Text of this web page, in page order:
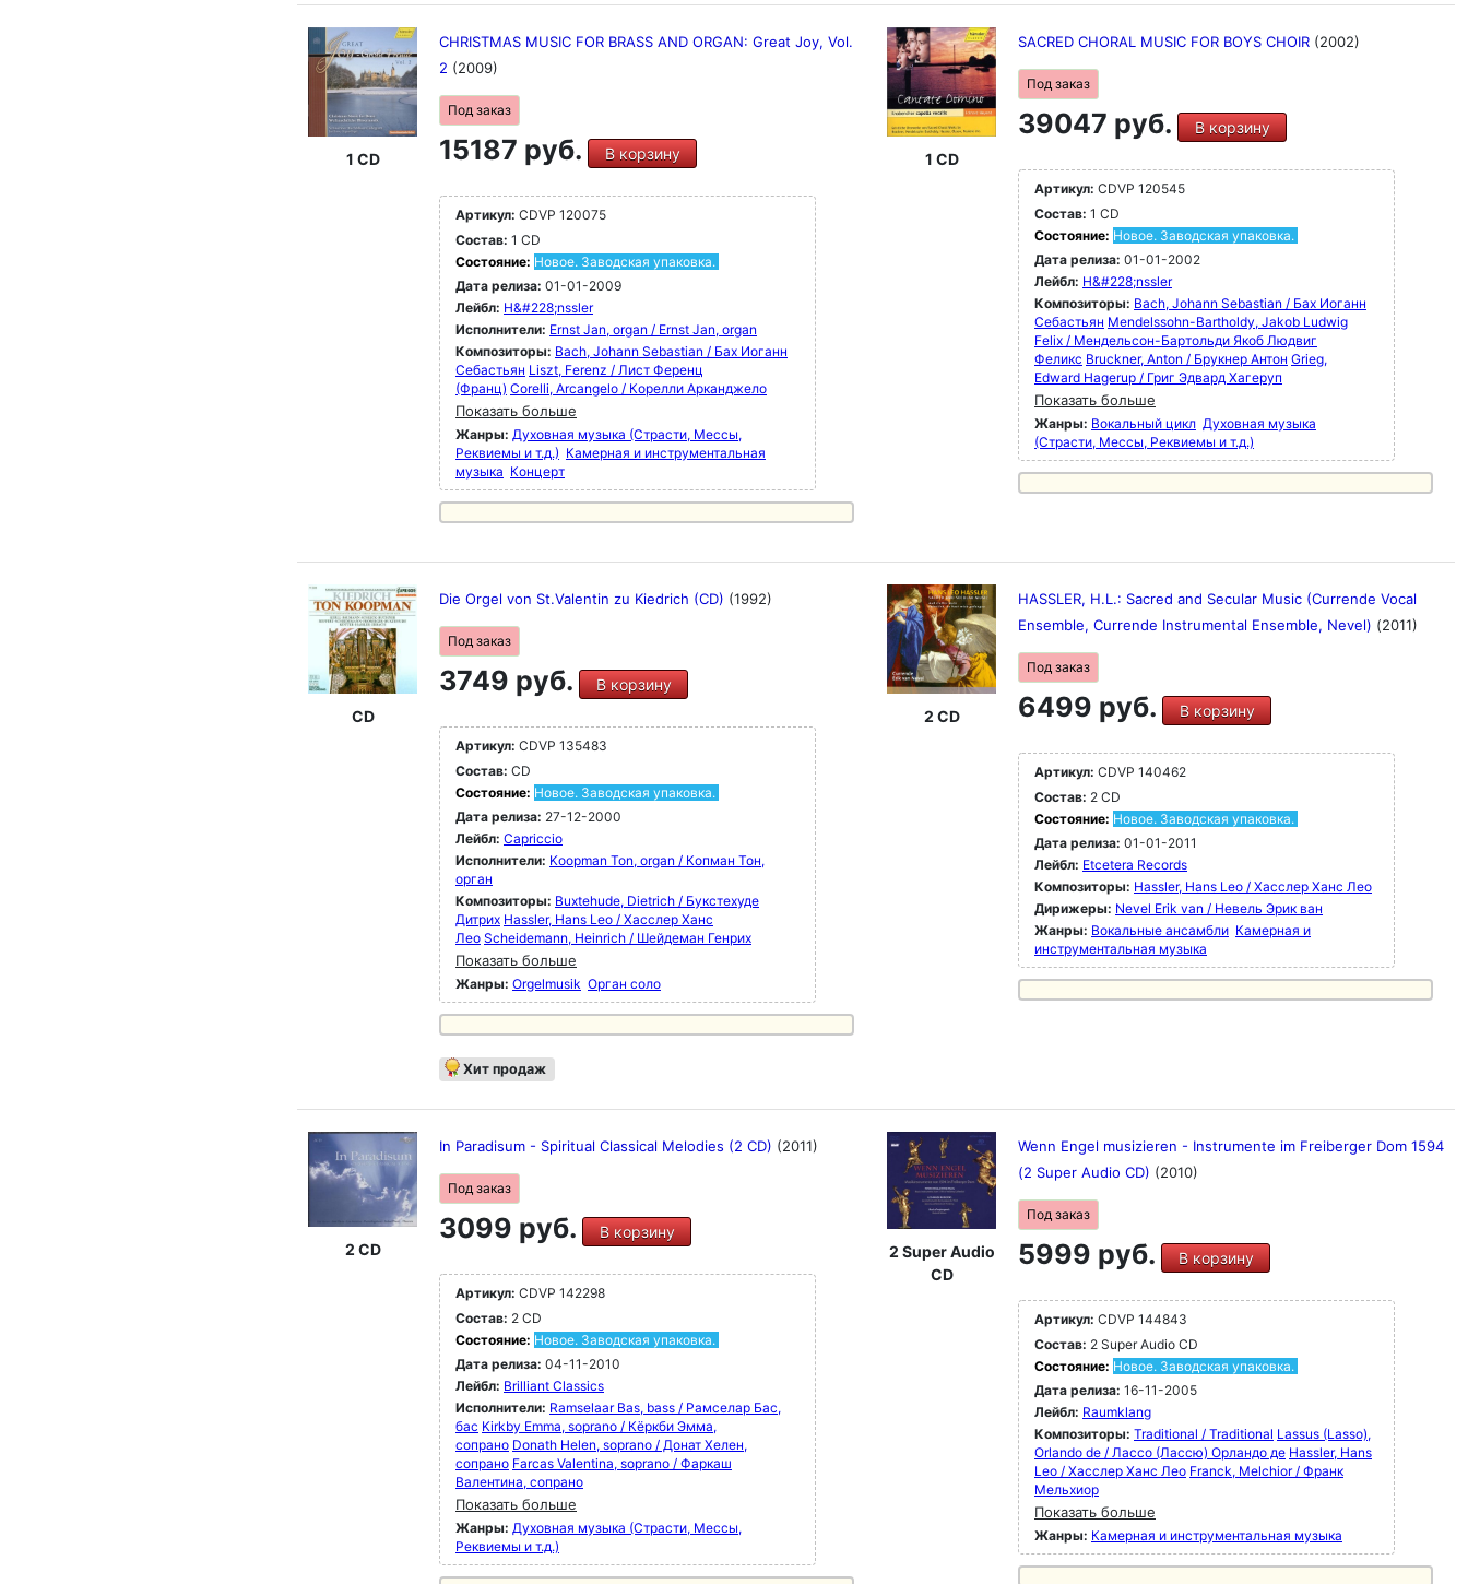
1 CD
CHRISTMAS MUSIC FOR BRASS AND ORGAN: Great Joy, Vol.
2 (2009)
Под заказ
15187 руб. В корзину
Артикул: CDVP 120075
Состав: 1 CD
Состояние: Новое. Заводская упаковка.
Дата релиза: 01-01-2009
Лейбл: H&#228;nssler
Исполнители: Ernst Jan, organ / Ernst Jan, organ
Композиторы: Bach, Johann Sebastian / Бах Иоганн
Себастьян Liszt, Ferenz / Лист Ференц
(Франц) Corelli, Arcangelo / Корелли Арканджело
Показать больше
Жанры: Духовная музыка (Страсти, Мессы,
Реквиемы и т.д.) Камерная и инструментальная
музыка Концерт
1 CD
SACRED CHORAL MUSIC FOR BOYS CHOIR (2002)
Под заказ
39047 руб. В корзину
Артикул: CDVP 120545
Состав: 1 CD
Состояние: Новое. Заводская упаковка.
Дата релиза: 01-01-2002
Лейбл: H&#228;nssler
Композиторы: Bach, Johann Sebastian / Бах Иоганн
Себастьян Mendelssohn-Bartholdy, Jakob Ludwig
Felix / Мендельсон-Бартольди Якоб Людвиг
Феликс Bruckner, Anton / Брукнер Антон Grieg,
Edward Hagerup / Григ Эдвард Хагеруп
Показать больше
Жанры: Вокальный цикл Духовная музыка
(Страсти, Мессы, Реквиемы и т.д.)
CD
Die Orgel von St.Valentin zu Kiedrich (CD) (1992)
Под заказ
3749 руб. В корзину
Артикул: CDVP 135483
Состав: CD
Состояние: Новое. Заводская упаковка.
Дата релиза: 27-12-2000
Лейбл: Capriccio
Исполнители: Koopman Ton, organ / Копман Тон,
орган
Композиторы: Buxtehude, Dietrich / Букстехуде
Дитрих Hassler, Hans Leo / Хасслер Ханс
Лео Scheidemann, Heinrich / Шейдеман Генрих
Показать больше
Жанры: Orgelmusik Орган соло
Хит продаж
2 CD
HASSLER, H.L.: Sacred and Secular Music (Currende Vocal
Ensemble, Currende Instrumental Ensemble, Nevel) (2011)
Под заказ
6499 руб. В корзину
Артикул: CDVP 140462
Состав: 2 CD
Состояние: Новое. Заводская упаковка.
Дата релиза: 01-01-2011
Лейбл: Etcetera Records
Композиторы: Hassler, Hans Leo / Хасслер Ханс Лео
Дирижеры: Nevel Erik van / Невель Эрик ван
Жанры: Вокальные ансамбли Камерная и
инструментальная музыка
2 CD
In Paradisum - Spiritual Classical Melodies (2 CD) (2011)
Под заказ
3099 руб. В корзину
Артикул: CDVP 142298
Состав: 2 CD
Состояние: Новое. Заводская упаковка.
Дата релиза: 04-11-2010
Лейбл: Brilliant Classics
Исполнители: Ramselaar Bas, bass / Рамселар Бас,
бас Kirkby Emma, soprano / Кёркби Эмма,
сопрано Donath Helen, soprano / Донат Хелен,
сопрано Farcas Valentina, soprano / Фаркаш
Валентина, сопрано
Показать больше
Жанры: Духовная музыка (Страсти, Мессы,
Реквиемы и т.д.)
2 Super Audio
CD
Wenn Engel musizieren - Instrumente im Freiberger Dom 1594
(2 Super Audio CD) (2010)
Под заказ
5999 руб. В корзину
Артикул: CDVP 144843
Состав: 2 Super Audio CD
Состояние: Новое. Заводская упаковка.
Дата релиза: 16-11-2005
Лейбл: Raumklang
Композиторы: Traditional / Traditional Lassus (Lasso),
Orlando de / Лассо (Лассю) Орландо де Hassler, Hans
Leo / Хасслер Ханс Лео Franck, Melchior / Франк
Мельхиор
Показать больше
Жанры: Камерная и инструментальная музыка